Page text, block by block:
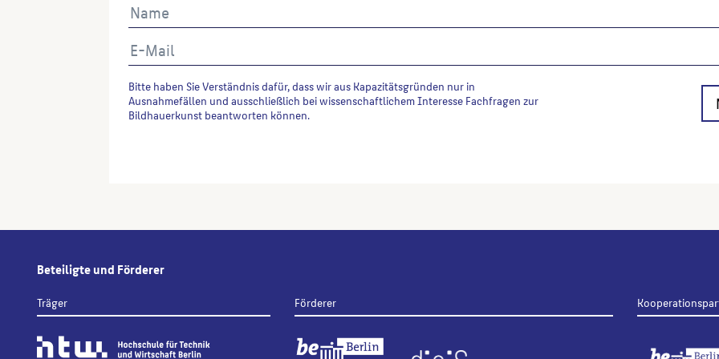
Bitte haben Sie Verständnis dafür, dass wir aus Kapazitätsgründen nur in
Ausnahmefällen und ausschließlich bei wissenschaftlichem Interesse Fachfragen zur
Bildhauerkunst beantworten können.
Beteiligte und Förderer
Träger Förderer